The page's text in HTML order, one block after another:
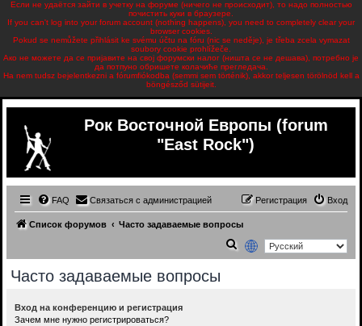
Если не удаётся зайти в учетку на форуме (ничего не происходит), то надо полностью
почистить куки в браузере.
If you can't log into your forum account (nothing happens), you need to completely clear your
browser cookies.
Pokud se nemůžete přihlásit ke svému účtu na fóru (nic se neděje), je třeba zcela vymazat
soubory cookie prohlížeče.
Ако не можете да се пријавите на свој форумски налог (ништа се не дешава), потребно је
да потпуно обришете колачиће прегледача.
Ha nem tudsz bejelentkezni a fórumfiókodba (semmi sem történik), akkor teljesen törölnöd kell a
böngésződ sütijeit.
Рок Восточной Европы (forum
"East Rock")
FAQ Связаться с администрацией Вход
Регистрация
Список форумов
Часто задаваемые вопросы
Часто задаваемые вопросы
Вход на конференцию и регистрация
Зачем мне нужно регистрироваться?